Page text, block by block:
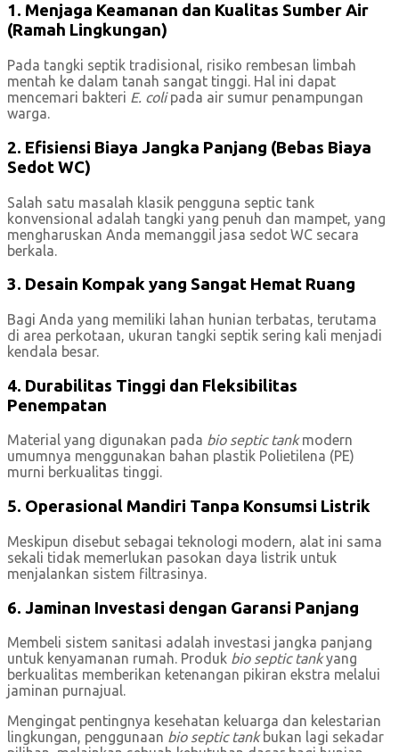
1. Menjaga Keamanan dan Kualitas Sumber Air
(Ramah Lingkungan)
Pada tangki septik tradisional, risiko rembesan limbah
mentah ke dalam tanah sangat tinggi. Hal ini dapat
mencemari bakteri E. colipada air sumur penampungan
warga.
2. Efisiensi Biaya Jangka Panjang (Bebas Biaya
Sedot WC)
Salah satu masalah klasik pengguna septic tank
konvensional adalah tangki yang penuh dan mampet, yang
mengharuskan Anda memanggil jasa sedot WC secara
berkala.
3. Desain Kompak yang Sangat Hemat Ruang
Bagi Anda yang memiliki lahan hunian terbatas, terutama
di area perkotaan, ukuran tangki septik sering kali menjadi
kendala besar.
4. Durabilitas Tinggi dan Fleksibilitas
Penempatan
Material yang digunakan pada bio septic tankmodern
umumnya menggunakan bahan plastik Polietilena (PE)
murni berkualitas tinggi.
5. Operasional Mandiri Tanpa Konsumsi Listrik
Meskipun disebut sebagai teknologi modern, alat ini sama
sekali tidak memerlukan pasokan daya listrik untuk
menjalankan sistem filtrasinya.
6. Jaminan Investasi dengan Garansi Panjang
Membeli sistem sanitasi adalah investasi jangka panjang
untuk kenyamanan rumah. Produk bio septic tankyang
berkualitas memberikan ketenangan pikiran ekstra melalui
jaminan purnajual.
Mengingat pentingnya kesehatan keluarga dan kelestarian
lingkungan, penggunaan bio septic tankbukan lagi sekadar